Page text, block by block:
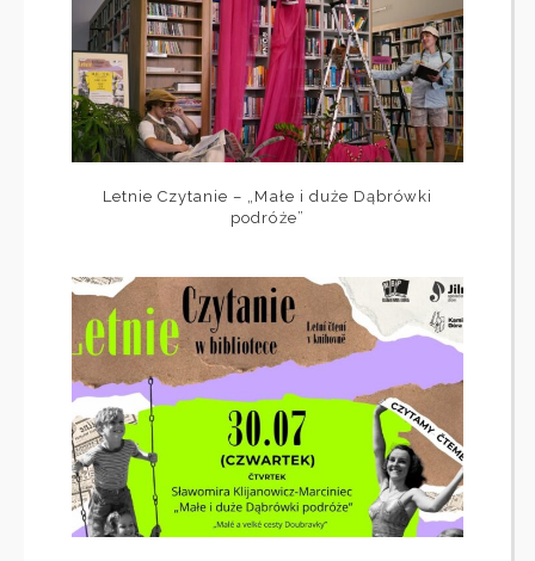
Letnie Czytanie – „Małe i duże Dąbrówki
podróże”